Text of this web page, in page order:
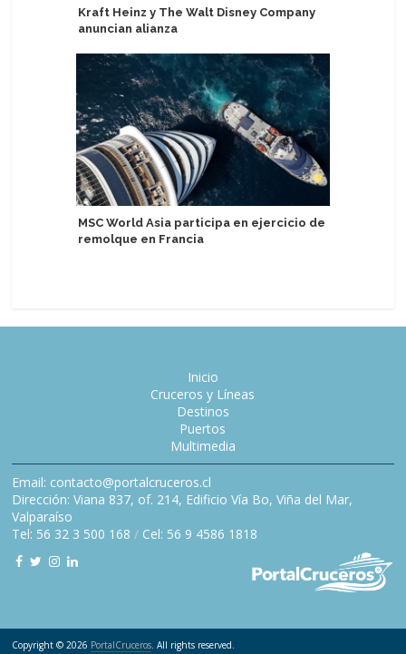
Kraft Heinz y The Walt Disney Company
anuncian alianza
MSC World Asia participa en ejercicio de
remolque en Francia
Inicio
Cruceros y Líneas
Destinos
Puertos
Multimedia
Email: contacto@portalcruceros.cl
Dirección: Viana 837, of. 214, Edificio Vía Bo, Viña del Mar,
Valparaíso
Tel: 56 32 3 500 168 / Cel: 56 9 4586 1818
Copyright © 2026 PortalCruceros. All rights reserved.